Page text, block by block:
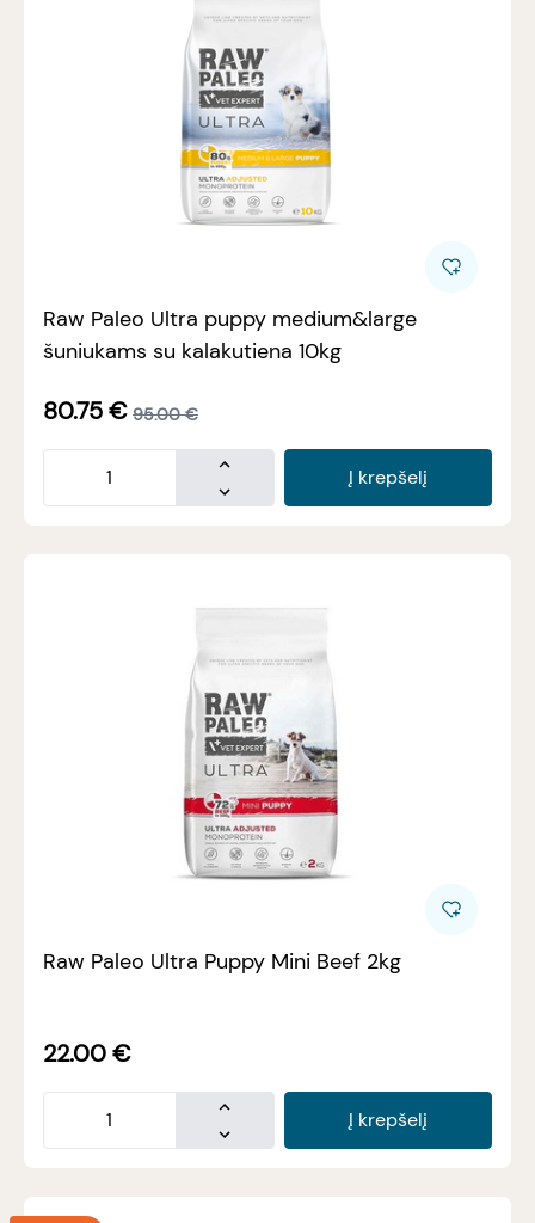
Raw Paleo Ultra puppy medium&large
šuniukams su kalakutiena 10kg
80.75€ 95.00 €
Į krepšelį
Raw Paleo Ultra Puppy Mini Beef 2kg
22.00€
Į krepšelį